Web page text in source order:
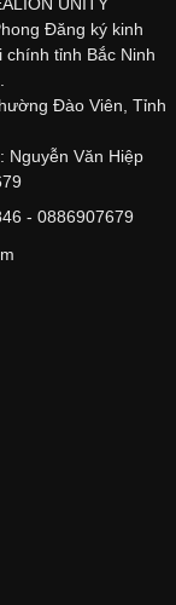
Đăng ký kinh
tỉnh Bắc Ninh
Đào Viên, Tỉnh
Nguyễn Văn Hiệp
- 0886907679